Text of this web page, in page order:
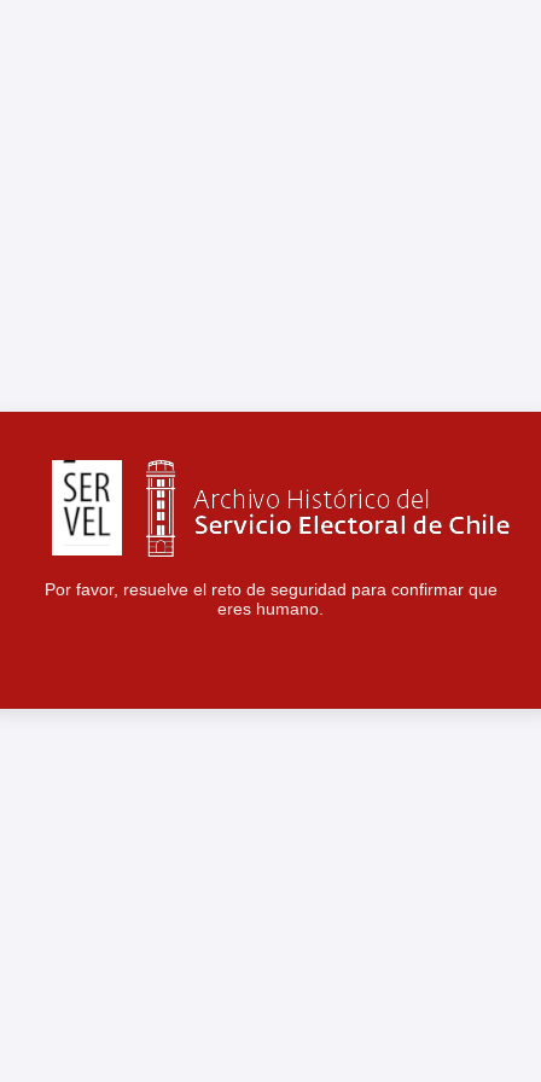
Por favor, resuelve el reto de seguridad para confirmar que
eres humano.